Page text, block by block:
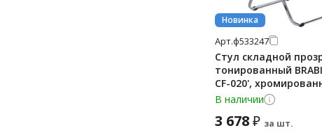
Новинка
Арт.ф533247
Стул складной
тонированный
CF-020',
каркас, пластик,
В наличии
3 678₽ за шт.